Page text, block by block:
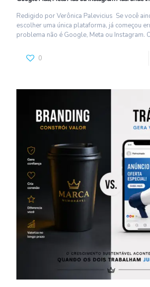
Redigido por Verônica Palevicius Se você
escolher uma única plataforma, já começou
problema não é Google, Meta ou Instagram.
0